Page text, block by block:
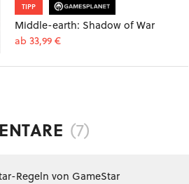
TIPP
Middle-earth: Shadow of War
ab 33,99 €
(7)
Regeln von GameStar